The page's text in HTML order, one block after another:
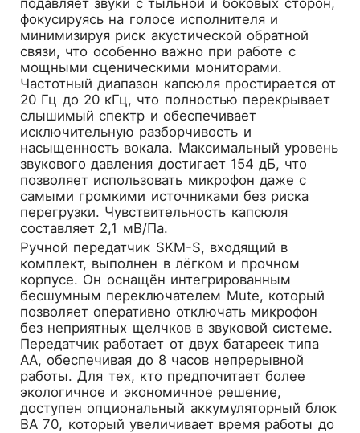
фокусируясь на голосе исполнителя и
минимизируя риск акустической обратной
связи, что особенно важно при работе с
мощными сценическими мониторами.
Частотный диапазон капсюля простирается от
20 Гц до 20 кГц, что полностью перекрывает
слышимый спектр и обеспечивает
исключительную разборчивость и
насыщенность вокала. Максимальный уровень
звукового давления достигает 154 дБ, что
позволяет использовать микрофон даже с
самыми громкими источниками без риска
перегрузки. Чувствительность капсюля
составляет 2,1 мВ/Па.
Ручной передатчик SKM-S, входящий в
комплект, выполнен в лёгком и прочном
корпусе. Он оснащён интегрированным
бесшумным переключателем Mute, который
позволяет оперативно отключать микрофон
без неприятных щелчков в звуковой системе.
Передатчик работает от двух батареек типа
AA, обеспечивая до 8 часов непрерывной
работы. Для тех, кто предпочитает более
экологичное и экономичное решение,
доступен опциональный аккумуляторный блок
BA 70, который увеличивает время работы до